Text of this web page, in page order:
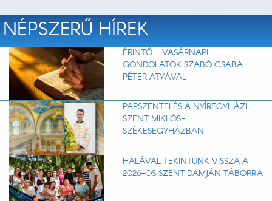
NÉPSZERŰ HÍREK
ÉRINTŐ – VASÁRNAPI
GONDOLATOK SZABÓ CSABA
PÉTER ATYÁVAL
PAPSZENTELÉS A NYÍREGYHÁZI
SZENT MIKLÓS-
SZÉKESEGYHÁZBAN
HÁLÁVAL TEKINTÜNK VISSZA A
2026-OS SZENT DAMJÁN TÁBORRA